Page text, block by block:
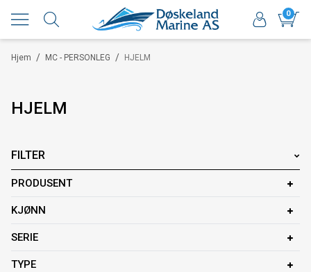
0
/
Hjem /
MC - PERSONLEG HJELM
HJELM
FILTER
PRODUSENT
KJØNN
SERIE
TYPE